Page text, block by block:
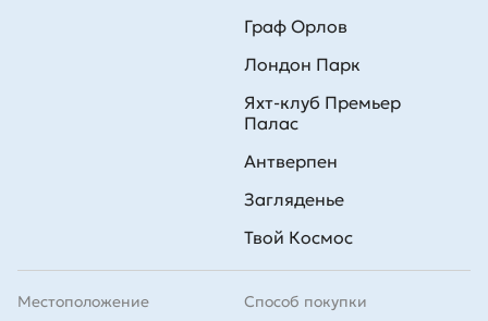
Способ покупки
Граф Орлов
Лондон Парк
Яхт-клуб Премьер
Палас
Антверпен
Загляденье
Твой Космос
Местоположение